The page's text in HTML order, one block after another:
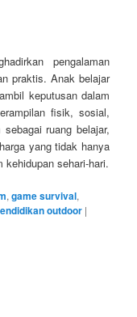
pengalaman
praktis. Anak belajar
keputusan dalam
fisik, sosial,
ruang belajar,
yang tidak hanya
kehidupan sehari-hari.
,game survival,
outdoor |